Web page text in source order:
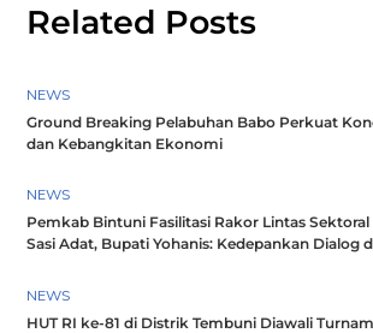
Related Posts
NEWS
Ground Breaking Pelabuhan Babo Perkuat
dan Kebangkitan Ekonomi
NEWS
Pemkab Bintuni Fasilitasi Rakor Lintas Sektoral
Sasi Adat, Bupati Yohanis: Kedepankan Dialog
NEWS
HUT RI ke-81 di Distrik Tembuni Diawali